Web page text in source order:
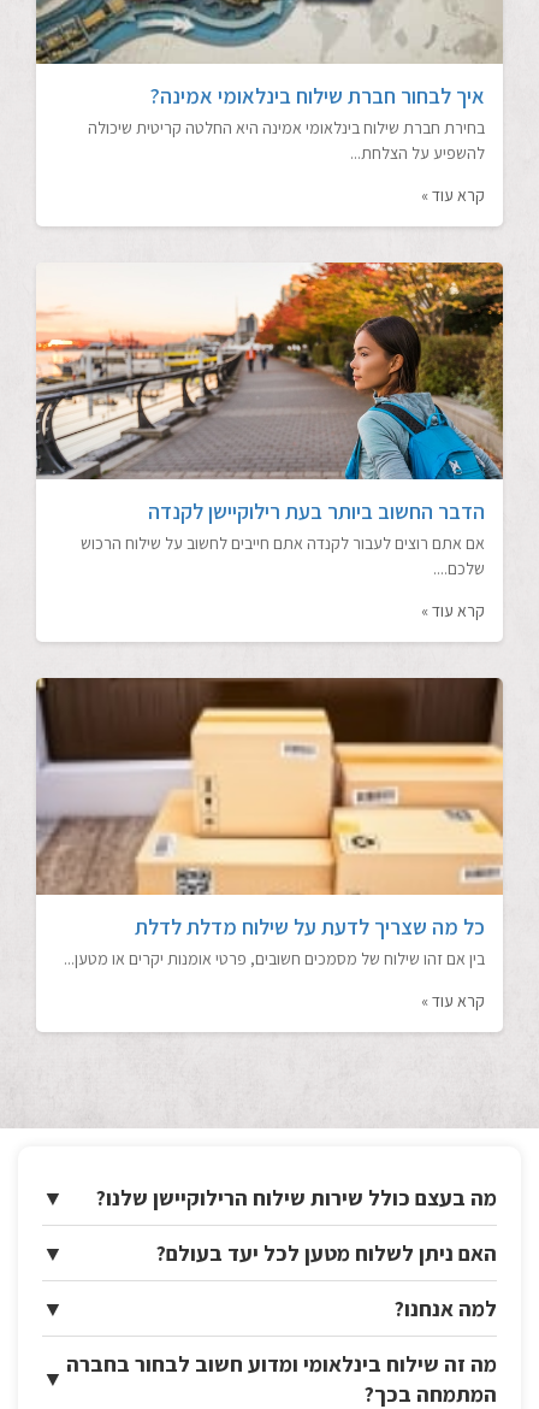
איך לבחור חברת שילוח בינלאומי אמינה?
בחירת חברת שילוח בינלאומי אמינה היא החלטה קריטית שיכולה
להשפיע על הצלחת...
קרא עוד »
הדבר החשוב ביותר בעת רילוקיישן לקנדה
אם אתם רוצים לעבור לקנדה אתם חייבים לחשוב על שילוח הרכוש
שלכם....
קרא עוד »
כל מה שצריך לדעת על שילוח מדלת לדלת
בין אם זהו שילוח של מסמכים חשובים, פרטי אומנות יקרים או מטען...
קרא עוד »
מה בעצם כולל שירות שילוח הרילוקיישן שלנו?
▼
האם ניתן לשלוח מטען לכל יעד בעולם?
▼
למה אנחנו?
▼
מה זה שילוח בינלאומי ומדוע חשוב לבחור בחברה
המתמחה בכך?
▼